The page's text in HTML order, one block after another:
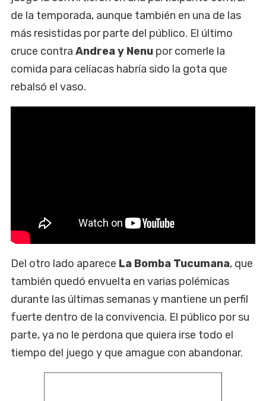
de la temporada, aunque también en una de las
más resistidas por parte del público. El último
cruce contra Andrea y Nenu por comerle la
comida para celíacas habría sido la gota que
rebalsó el vaso.
Del otro lado aparece La Bomba Tucumana, que
también quedó envuelta en varias polémicas
durante las últimas semanas y mantiene un perfil
fuerte dentro de la convivencia. El público por su
parte, ya no le perdona que quiera irse todo el
tiempo del juego y que amague con abandonar.